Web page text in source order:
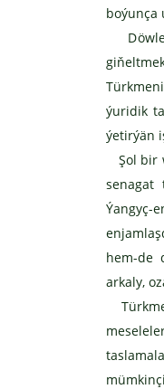
boýunça
Döwlet
ýuridik
ýetirýän
Şol bir
senagat
hem-de
arkaly,